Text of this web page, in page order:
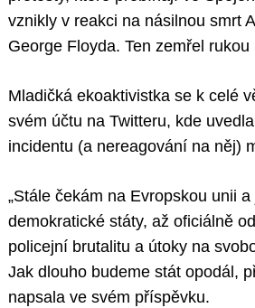
vznikly v reakci na násilnou smrt
George Floyda. Ten zemřel rukou
Mladičká ekoaktivistka se k celé
svém účtu na Twitteru, kde
incidentu (a nereagování na něj)
„Stále čekám na Evropskou unii
demokratické státy, až oficiálně
policejní brutalitu a útoky na
Jak dlouho budeme stát opodál,
napsala ve svém příspěvku.